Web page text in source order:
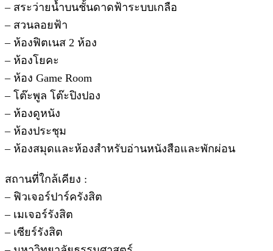
– สระว่ายน้ำบนชั้นดาดฟ้าระบบเกลือ
– สวนลอยฟ้า
– ห้องฟิตเนส 2 ห้อง
– ห้องโยคะ
– ห้อง Game Room
– โต๊ะพูล โต๊ะปิงปอง
– ห้องดูหนัง
– ห้องประชุม
– ห้องสมุดและห้องสำหรับอ่านหนังสือและพักผ่อน
สถานที่ใกล้เคียง :
– ฟิวเจอร์ปาร์ครังสิต
– เมเจอร์รังสิต
– เซียร์รังสิต